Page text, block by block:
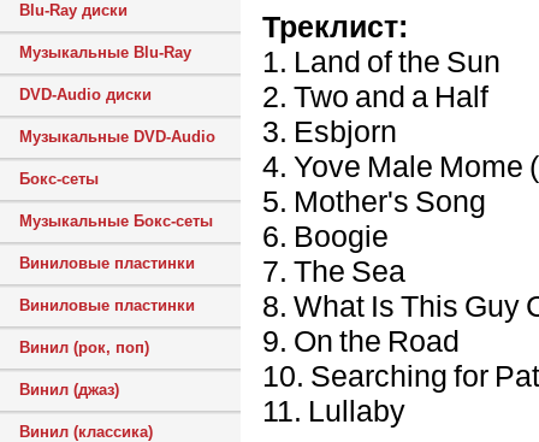
Blu-Ray диски
Музыкальные Blu-Ray
DVD-Audio диски
Музыкальные DVD-Audio
Бокс-сеты
Музыкальные Бокс-сеты
Виниловые пластинки
Виниловые пластинки
Винил (рок, поп)
Винил (джаз)
Винил (классика)
Треклист:
1. Land of the Sun
2. Two and a Half
3. Esbjorn
4. Yove Male Mome
5. Mother's Song
6. Boogie
7. The Sea
8. What Is This Guy
9. On the Road
10. Searching for
11. Lullaby